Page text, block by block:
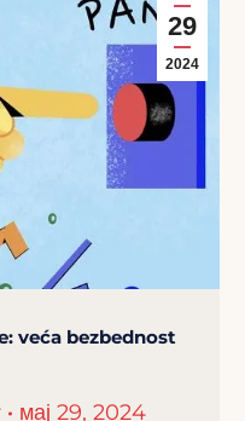
29
2024
veća bezbednost
мај 29, 2024